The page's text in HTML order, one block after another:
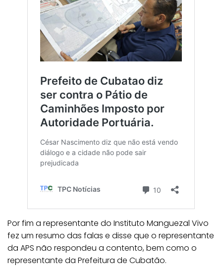
Por fim a representante do Instituto Manguezal Vivo
fez um resumo das falas e disse que o representante
da APS não respondeu a contento, bem como o
representante da Prefeitura de Cubatão.